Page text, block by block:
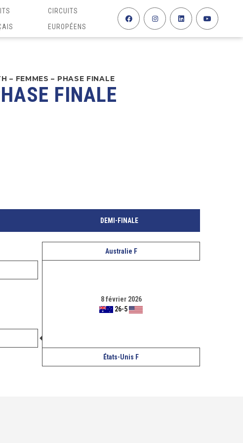
CIRCUITS
EUROPÉENS
– FEMMES – PHASE FINALE
FINALE
DEMI-FINALE
Australie F
8 février 2026
26-5
États-Unis F